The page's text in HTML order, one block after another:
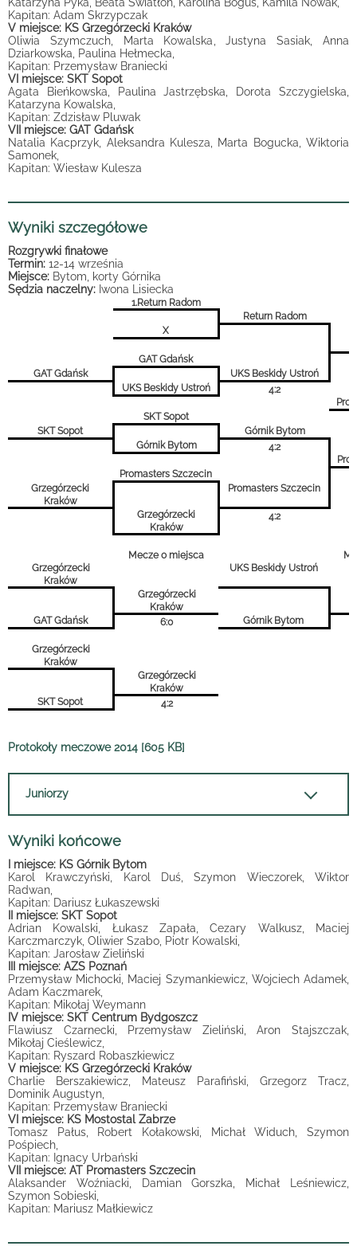
Kapitan: Adam Skrzypczak
V miejsce: KS Grzegórzecki Kraków
Oliwia Szymczuch, Marta Kowalska, Justyna Sasiak, Anna
Dziarkowska, Paulina Hełmecka,
Kapitan: Przemysław Braniecki
VI miejsce: SKT Sopot
Agata Bieńkowska, Paulina Jastrzębska, Dorota Szczygielska,
Katarzyna Kowalska,
Kapitan: Zdzisław Pluwak
VII miejsce: GAT Gdańsk
Natalia Kacprzyk, Aleksandra Kulesza, Marta Bogucka, Wiktoria
Samonek,
Kapitan: Wiesław Kulesza
Wyniki szczegółowe
Rozgrywki finałowe
Termin: 12-14 września
Miejsce: Bytom, korty Górnika
Sędzia naczelny: Iwona Lisiecka
1.Return Radom
Return Radom
X
GAT Gdańsk
GAT Gdańsk
UKS Beskidy Ustroń
UKS Beskidy Ustroń
4:2
SKT Sopot
SKT Sopot
Górnik Bytom
Górnik Bytom
4:2
Promasters Szczecin
Grzegórzecki
Kraków
Promasters Szczecin
Grzegórzecki
Kraków
4:2
Mecze o miejsca
Grzegórzecki
Kraków
UKS Beskidy Ustroń
Grzegórzecki
Kraków
GAT Gdańsk 6:0 Górnik Bytom
Grzegórzecki
Kraków
Grzegórzecki
Kraków
SKT Sopot
4:2
Protokoły meczowe 2014 [605 KB]
Juniorzy
Wyniki końcowe
I miejsce: KS Górnik Bytom
Karol Krawczyński, Karol Duś, Szymon Wieczorek, Wiktor
Radwan,
Kapitan: Dariusz Łukaszewski
II miejsce: SKT Sopot
Adrian Kowalski, Łukasz Zapała, Cezary Walkusz, Maciej
Karczmarczyk, Oliwier Szabo, Piotr Kowalski,
Kapitan: Jarosław Zieliński
III miejsce: AZS Poznań
Przemysław Michocki, Maciej Szymankiewicz, Wojciech Adamek,
Adam Kaczmarek,
Kapitan: Mikołaj Weymann
IV miejsce: SKT Centrum Bydgoszcz
Flawiusz Czarnecki, Przemysław Zieliński, Aron Stajszczak,
Mikołaj Cieślewicz,
Kapitan: Ryszard Robaszkiewicz
V miejsce: KS Grzegórzecki Kraków
Charlie Berszakiewicz, Mateusz Parafiński, Grzegorz Tracz,
Dominik Augustyn,
Kapitan: Przemysław Braniecki
VI miejsce: KS Mostostal Zabrze
Tomasz Pałus, Robert Kołakowski, Michał Widuch, Szymon
Pośpiech,
Kapitan: Ignacy Urbański
VII miejsce: AT Promasters Szczecin
Alaksander Woźniacki, Damian Gorszka, Michał Leśniewicz,
Szymon Sobieski,
Kapitan: Mariusz Małkiewicz